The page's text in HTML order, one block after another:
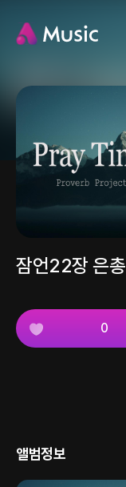
잠언22장 은총
0
앨범정보